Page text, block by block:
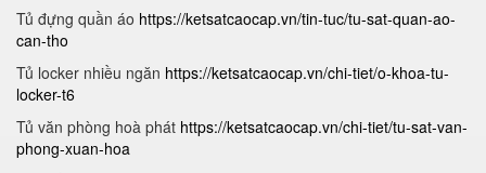
Tủ đựng quần áo https://ketsatcaocap.vn/tin-tuc/tu-sat-quan-ao-
can-tho
Tủ locker nhiều ngăn https://ketsatcaocap.vn/chi-tiet/o-khoa-tu-
locker-t6
Tủ văn phòng hoà phát https://ketsatcaocap.vn/chi-tiet/tu-sat-van-
phong-xuan-hoa